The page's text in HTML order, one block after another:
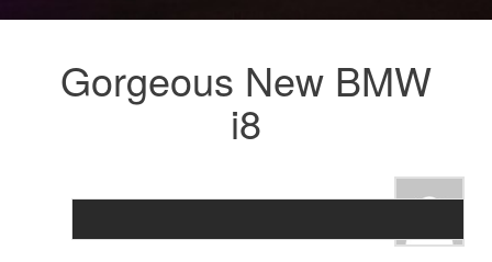
Gorgeous New BMW
i8